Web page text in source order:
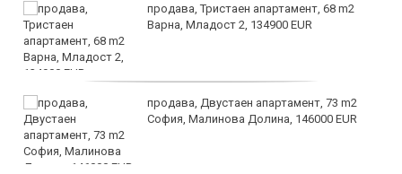
продава, Тристаен апартамент, 68 m2
Варна, Младост 2, 134900 EUR
продава, Двустаен апартамент, 73 m2
София, Малинова Долина, 146000 EUR